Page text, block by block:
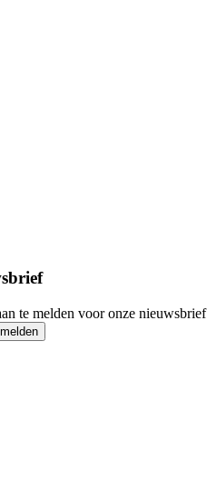
te melden voor onze nieuwsbrief